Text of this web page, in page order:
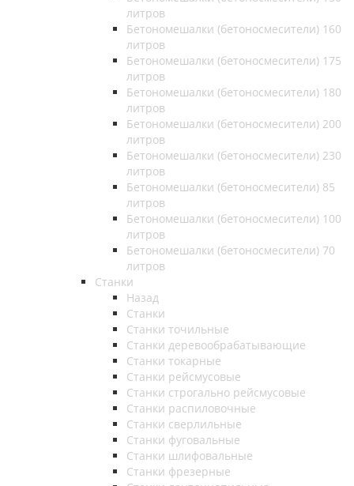
литров
Бетономешалки (бетоносмесители) 160
литров
Бетономешалки (бетоносмесители) 175
литров
Бетономешалки (бетоносмесители) 180
литров
Бетономешалки (бетоносмесители) 200
литров
Бетономешалки (бетоносмесители) 230
литров
Бетономешалки (бетоносмесители) 85
литров
Бетономешалки (бетоносмесители) 100
литров
Бетономешалки (бетоносмесители) 70
литров
Станки
Назад
Станки
Станки точильные
Станки деревообрабатывающие
Станки токарные
Станки рейсмусовые
Станки строгально рейсмусовые
Станки распиловочные
Станки сверлильные
Станки фуговальные
Станки шлифовальные
Станки фрезерные